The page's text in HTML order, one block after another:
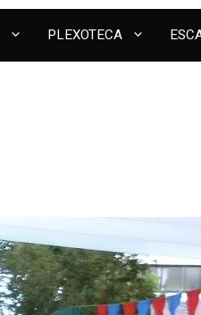
PLEXOTECA